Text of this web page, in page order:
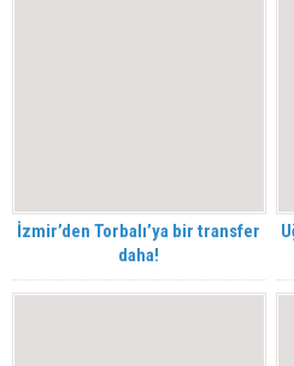
İzmir’den Torbalı’ya bir transfer
daha!